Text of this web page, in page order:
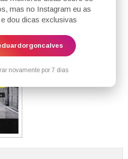
mas no Instagram eu as
dou dicas exclusivas
novamente por 7 dias